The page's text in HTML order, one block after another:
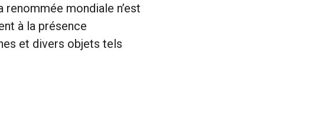
mondiale n’est
à la présence
et divers objets tels